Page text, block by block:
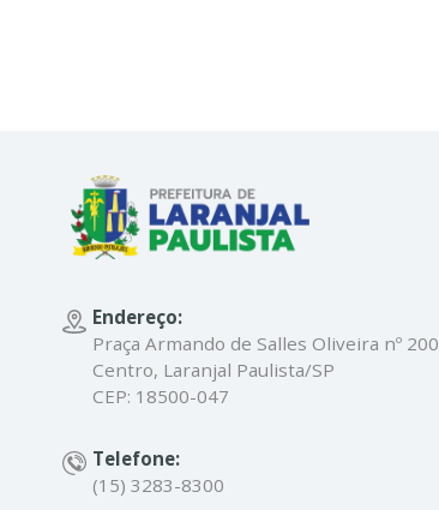
Endereço:
Praça Armando de Salles Oliveira nº 200
Centro, Laranjal Paulista/SP
CEP: 18500-047
Telefone:
(15) 3283-8300